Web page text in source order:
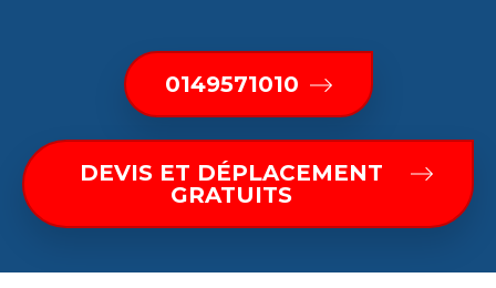
0149571010
DEVIS ET DÉPLACEMENT
GRATUITS